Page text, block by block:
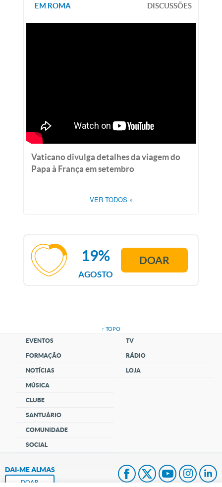
EM ROMA DISCUSSÕES
Vaticano divulga detalhes da viagem do
Papa à França em setembro
VER TODOS »
AGOSTO
19% DOAR
↑ TOPO
EVENTOS
FORMAÇÃO
NOTÍCIAS
MÚSICA
CLUBE
SANTUÁRIO
COMUNIDADE
SOCIAL
TV
RÁDIO
LOJA
DAI-ME ALMAS
DOAR